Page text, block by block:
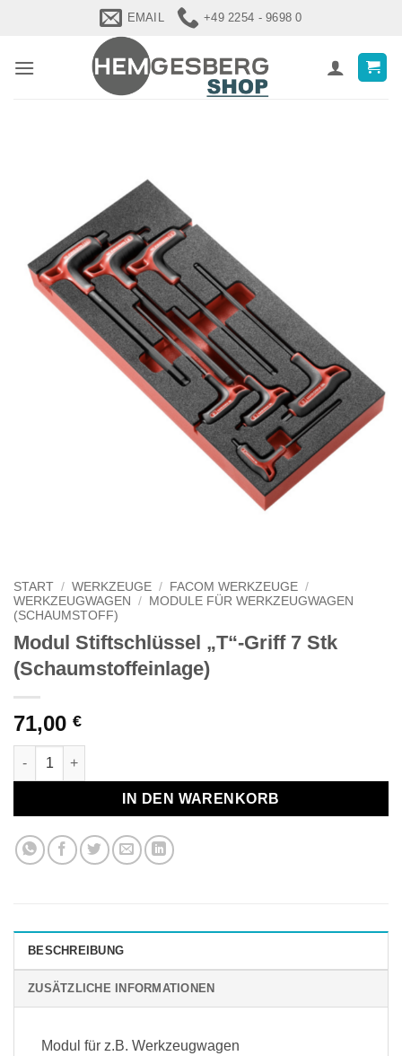
EMAIL +49 2254 - 9698 0
START / WERKZEUGE / FACOM WERKZEUGE /
WERKZEUGWAGEN
/
MODULE FÜR WERKZEUGWAGEN
(SCHAUMSTOFF)
Modul Stiftschlüssel „T“-Griff 7 Stk
(Schaumstoffeinlage)
71,00 €
Modul Stiftschlüssel "T"-Griff 7 Stk (Schaumstoffeinlage)
IN DEN WARENKORB
BESCHREIBUNG
ZUSÄTZLICHE INFORMATIONEN
Modul für z.B. Werkzeugwagen